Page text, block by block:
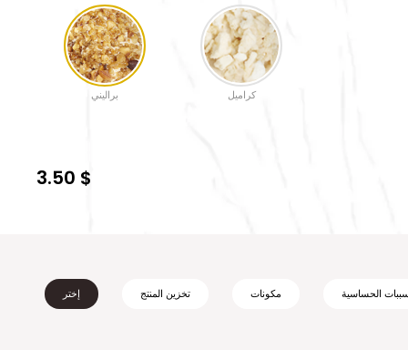
براليني كراميل
3.50 $
إختر تخزين المنتج مكونات الحساسية